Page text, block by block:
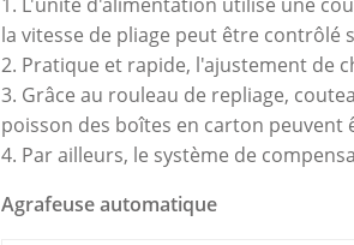
la vitesse de pliage peut être contrôlé
2. Pratique et rapide, l'ajustement de
3. Grâce au rouleau de repliage,
poisson des boîtes en carton peuvent
4. Par ailleurs, le système de
Agrafeuse automatique